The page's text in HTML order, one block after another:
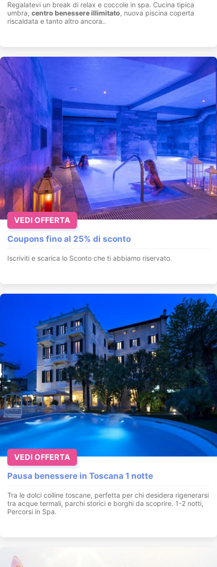
Regalatevi un break di relax e coccole in spa. Cucina tipica
umbra, centro benessere illimitato, nuova piscina coperta
riscaldata e tanto altro ancora..
Coupons fino al 25% di sconto
Iscriviti e scarica lo Sconto che ti abbiamo riservato.
VEDI OFFERTA
Pausa benessere in Toscana 1 notte
Tra le dolci colline toscane, perfetta per chi desidera rigenerarsi
tra acque termali, parchi storici e borghi da scoprire. 1-2 notti,
Percorsi in Spa.
VEDI OFFERTA